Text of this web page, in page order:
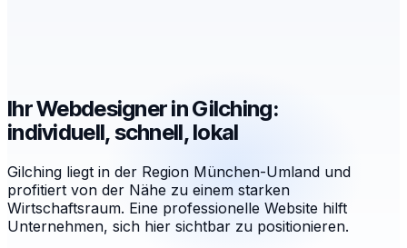
Ihr Webdesigner in Gilching:
individuell, schnell, lokal
Gilching liegt in der Region München-Umland und
profitiert von der Nähe zu einem starken
Wirtschaftsraum. Eine professionelle Website hilft
Unternehmen, sich hier sichtbar zu positionieren.